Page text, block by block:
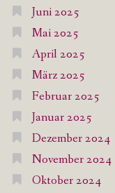
Juni 2025
Mai 2025
April 2025
März 2025
Februar 2025
Januar 2025
Dezember 2024
November 2024
Oktober 2024